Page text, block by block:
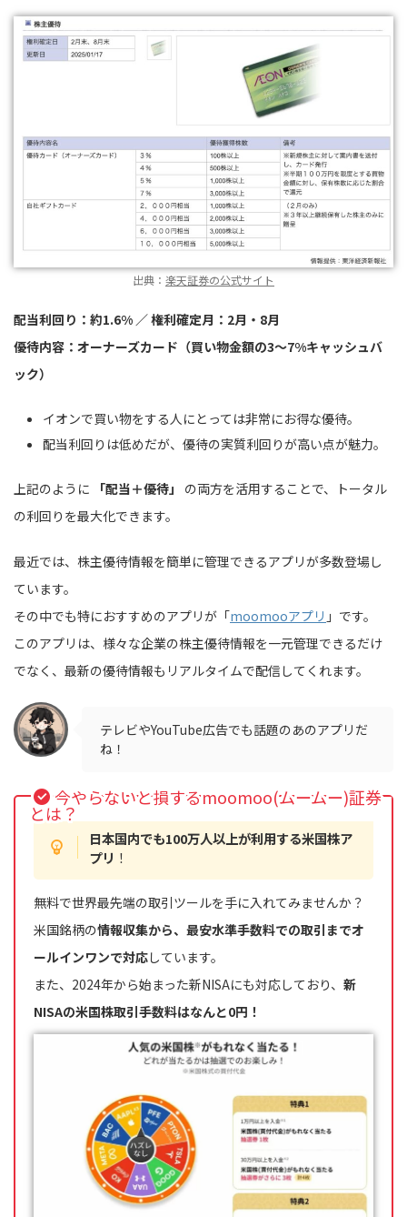
出典： 楽天証券の公式サイト
配当利回り：約1.6% ／ 権利確定月：2月・8月
優待内容：オーナーズカード（買い物金額の3～7%キャッシュバ
ック）
イオンで買い物をする人にとっては非常にお得な優待。
配当利回りは低めだが、優待の実質利回りが高い点が魅力。
上記のように 「配当＋優待」
の両方を活用することで、トータル
の利回りを最大化できます。
最近では、株主優待情報を簡単に管理できるアプリが多数登場し
ています。
その中でも特におすすめのアプリが「moomooアプリ 」です。
このアプリは、様々な企業の株主優待情報を一元管理できるだけ
でなく、最新の優待情報もリアルタイムで配信してくれます。
テレビやYouTube広告でも話題のあのアプリだ
ね！
今やらないと損するmoomoo(ムームー)証券
とは？
日本国内でも100万人以上が利用する米国株ア
プリ ！
無料で世界最先端の取引ツールを手に入れてみませんか？
米国銘柄の情報収集から、最安水準手数料での取引までオ
ールインワンで対応しています。
また、2024年から始まった新NISAにも対応しており、 新
NISAの米国株取引手数料はなんと0円！